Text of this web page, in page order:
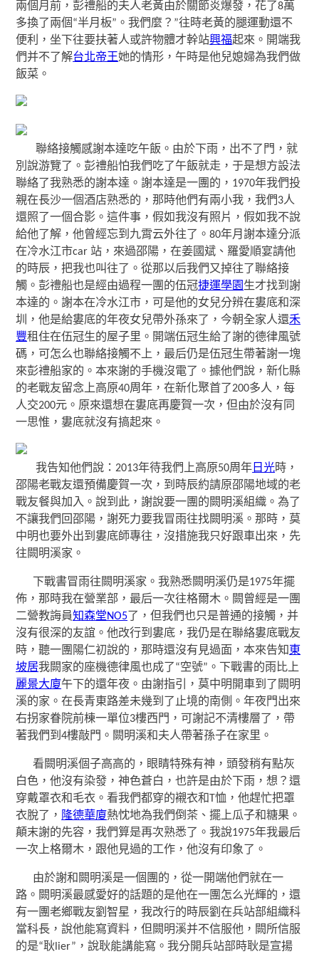
兩個月前，彭禮船的夫人老黃由於關節炎爆發，花了8萬
多換了兩個“半月板”。我們麼？”往時老黃的腿運動還不
便利，坐下往要扶著人或許物體才幹站興福起來。開端我
們并不了解台北帝王她的情形，午時是他兒媳婦為我們做
飯菜。
聯絡接觸感謝本達吃午飯。由於下雨，出不了門，就
別說游覽了。彭禮船怕我們吃了午飯就走，于是想方設法
聯絡了我熟悉的謝本達。謝本達是一團的，1970年我們投
親在長沙一個酒店熟悉的，那時他們有兩小我，我們3人
還照了一個合影。這件事，假如我沒有照片，假如我不說
給他了解，他曾經忘到九霄云外往了。80年月謝本達分派
在冷水江市car 站，來過邵陽，在姜國斌、羅愛順宴請他
的時辰，把我也叫往了。從那以后我們又掉往了聯絡接
觸。彭禮船也是經由過程一團的伍冠捷運學園 生才找到謝
本達的。謝本在冷水江市，可是他的女兒分辨在婁底和深
圳，他是給婁底的年夜女兒帶外孫來了，今朝全家人還禾
豐租住在伍冠生的屋子里。開端伍冠生給了謝的德律風號
碼，可怎么也聯絡接觸不上，最后仍是伍冠生帶著謝一塊
來彭禮船家的。本來謝的手機沒電了。據他們說，新化縣
的老戰友留念上高原40周年，在新化聚首了200多人，每
人交200元。原來還想在婁底再慶賀一次，但由於沒有同
一思惟，婁底就沒有搞起來。
我告知他們說：2013年待我們上高原50周年 日光時，
邵陽老戰友還預備慶賀一次，到時辰約請原邵陽地域的老
戰友餐與加入。說到此，謝說要一團的闕明溪組織。為了
不讓我們回邵陽，謝死力要我冒雨往找闕明溪。那時，莫
中明也要外出到婁底師專往，沒措施我只好跟車出來，先
往闕明溪家。
下戰書冒雨往闕明溪家。我熟悉闕明溪仍是1975年擺
佈，那時我在營業部，最后一次往格爾木。闕曾經是一團
二營教誨員知森堂NO5 了，但我們也只是普通的接觸，并
沒有很深的友誼。他改行到婁底，我仍是在聯絡婁底戰友
時，聽一團陽仁初說的，那時還沒有見過面，本來告知 東
坡居我闕家的座機德律風也成了“空號”。下戰書的雨比上
麗景大廈午下的還年夜。由謝指引，莫中明開車到了闕明
溪的家。在長青東路差未幾到了止境的南側。年夜門出來
右拐家眷院前棟一單位3樓西門，可謝記不清樓層了，帶
著我們到4樓敲門。闕明溪和夫人帶著孫子在家里。
看闕明溪個子高高的，眼睛特殊有神，頭發稍有點灰
白色，他沒有染發，神色蒼白，也許是由於下雨，想？還
穿戴罩衣和毛衣。看我們都穿的襯衣和T恤，他趕忙把罩
衣脫了， 隆德華廈熱忱地為我們倒茶、擺上瓜子和糖果。
顛末謝的先容，我們算是再次熟悉了。我說1975年我最后
一次上格爾木，跟他見過的工作，他沒有印象了。
由於謝和闕明溪是一個團的，從一開端他們就在一
路。闕明溪最感愛好的話題的是他在一團怎么光輝的，還
有一團老鄉戰友劉智星，我改行的時辰劉在兵站部組織科
當科長，說他能寫資料，但闕明溪并不信服他，闕所信服
的是“耿lier”，說耿能講能寫。我分開兵站部時耿是宣揚